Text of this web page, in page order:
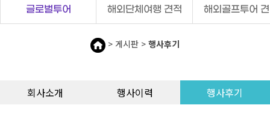
글로벌투어 해외단체여행 견적 해외골프투어
> 게시판 > 행사후기
회사소개 행사이력 행사후기